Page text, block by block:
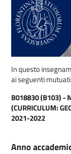
In questo
ai seguenti
B018830 (B103) -
(CURRICULUM:
2021-2022
Anno